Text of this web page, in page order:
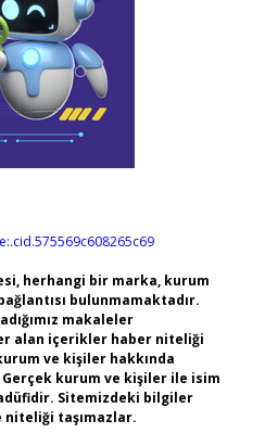
herhangi bir marka, kurum
bulunmamaktadır.
makaleler
alan içerikler haber niteliği
ve kişiler hakkında
Gerçek kurum ve kişiler ile isim
Sitemizdeki bilgiler
taşımazlar.